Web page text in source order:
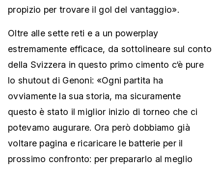
propizio per trovare il gol del vantaggio».
Oltre alle sette reti e a un powerplay
estremamente efficace, da sottolineare sul conto
della Svizzera in questo primo cimento c‘è pure
lo shutout di Genoni: «Ogni partita ha
ovviamente la sua storia, ma sicuramente
questo è stato il miglior inizio di torneo che ci
potevamo augurare. Ora però dobbiamo già
voltare pagina e ricaricare le batterie per il
prossimo confronto: per prepararlo al meglio